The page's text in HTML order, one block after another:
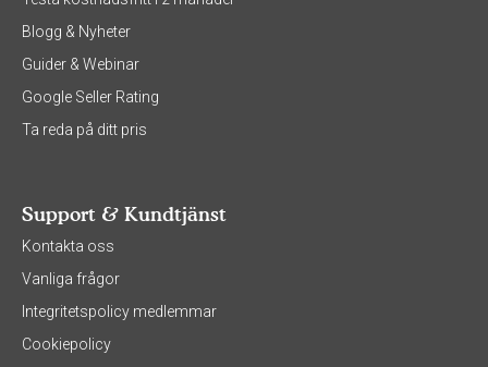
Blogg & Nyheter
Guider & Webinar
Google Seller Rating
Ta reda på ditt pris
Support & Kundtjänst
Kontakta oss
Vanliga frågor
Integritetspolicy medlemmar
Cookiepolicy